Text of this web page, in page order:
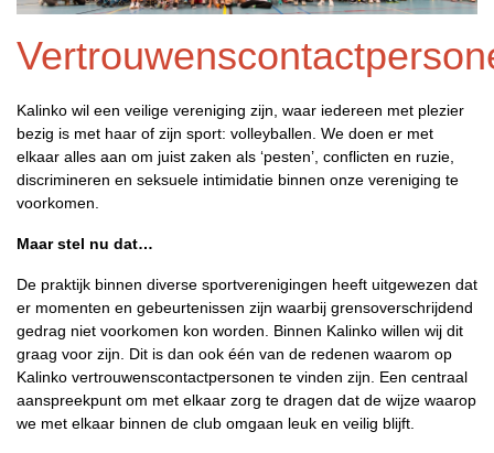
Kalinko wil een veilige vereniging zijn, waar iedereen met plezier
bezig is met haar of zijn sport: volleyballen. We doen er met
elkaar alles aan om juist zaken als ‘pesten’, conflicten en ruzie,
discrimineren en seksuele intimidatie binnen onze vereniging te
voorkomen.
Maar stel nu dat…
De praktijk binnen diverse sportverenigingen heeft uitgewezen dat
er momenten en gebeurtenissen zijn waarbij grensoverschrijdend
gedrag niet voorkomen kon worden. Binnen Kalinko willen wij dit
graag voor zijn. Dit is dan ook één van de redenen waarom op
Kalinko vertrouwenscontactpersonen te vinden zijn. Een centraal
aanspreekpunt om met elkaar zorg te dragen dat de wijze waarop
we met elkaar binnen de club omgaan leuk en veilig blijft.